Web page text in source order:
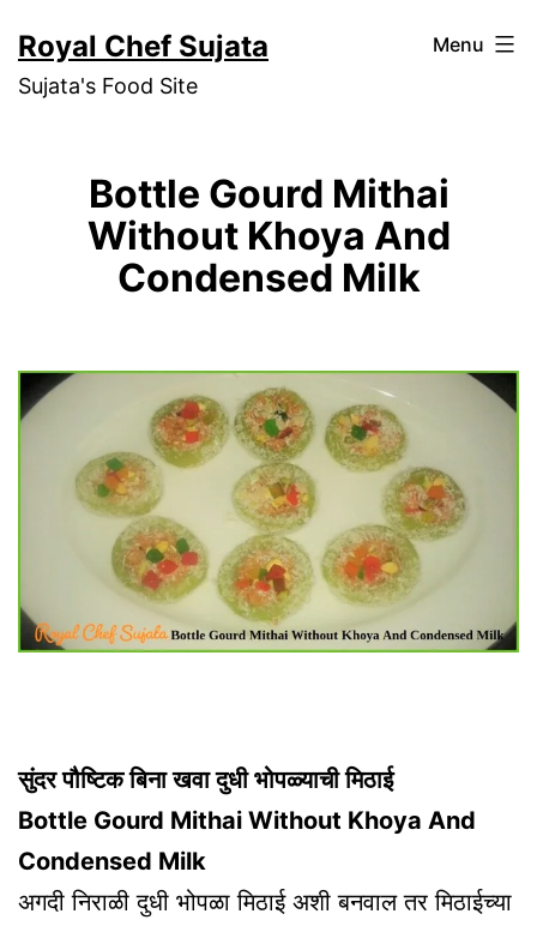
to
content
Royal Chef Sujata
Sujata's Food Site
Menu
Bottle Gourd Mithai
Without Khoya And
Condensed Milk
सुंदर पौष्टिक बिना खवा दुधी भोपळ्याची मिठाई
Bottle Gourd Mithai Without Khoya And
Condensed Milk
अगदी निराळी दुधी भोपळा मिठाई अशी बनवाल तर मिठाईच्या